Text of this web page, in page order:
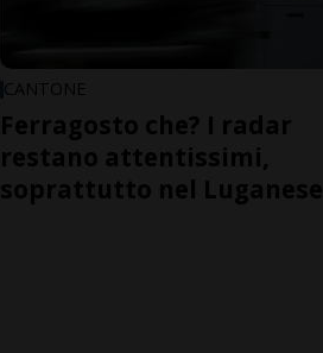
CANTONE
Ferragosto che? I radar
restano attentissimi,
soprattutto nel Luganese